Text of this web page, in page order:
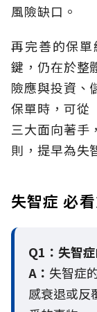
風險缺口。
再完善的保
鍵，仍在於整
險應與投資、
保單時，可從
三大面向著手
則，提早為失
失智症 必
Q1：失智
A： 失智症
感衰退或反